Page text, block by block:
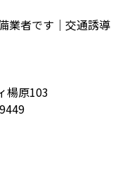
業者です｜交通誘導
楊原103